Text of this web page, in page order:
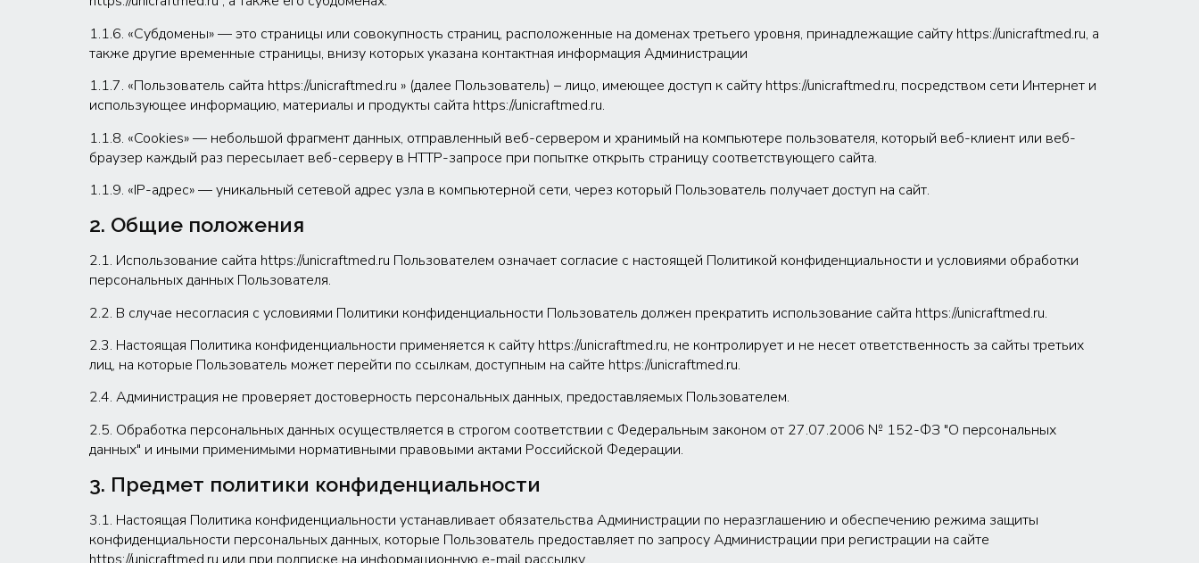
1.1.6. «Субдомены» — это страницы или совокупность страниц, расположенные на доменах третьего уровня, принадлежащие сайту https://unicraftmed.ru, а
также другие временные страницы, внизу которых указана контактная информация Администрации
1.1.7. «Пользователь сайта https://unicraftmed.ru » (далее Пользователь) – лицо, имеющее доступ к сайту https://unicraftmed.ru, посредством сети Интернет и
использующее информацию, материалы и продукты сайта https://unicraftmed.ru.
1.1.8. «Cookies» — небольшой фрагмент данных, отправленный веб-сервером и хранимый на компьютере пользователя, который веб-клиент или веб-
браузер каждый раз пересылает веб-серверу в HTTP-запросе при попытке открыть страницу соответствующего сайта.
1.1.9. «IP-адрес» — уникальный сетевой адрес узла в компьютерной сети, через который Пользователь получает доступ на сайт.
2. Общие положения
2.1. Использование сайта https://unicraftmed.ru Пользователем означает согласие с настоящей Политикой конфиденциальности и условиями обработки
персональных данных Пользователя.
2.2. В случае несогласия с условиями Политики конфиденциальности Пользователь должен прекратить использование сайта https://unicraftmed.ru.
2.3. Настоящая Политика конфиденциальности применяется к сайту https://unicraftmed.ru, не контролирует и не несет ответственность за сайты третьих
лиц, на которые Пользователь может перейти по ссылкам, доступным на сайте https://unicraftmed.ru.
2.4. Администрация не проверяет достоверность персональных данных, предоставляемых Пользователем.
2.5. Обработка персональных данных осуществляется в строгом соответствии с Федеральным законом от 27.07.2006 № 152-ФЗ "О персональных
данных" и иными применимыми нормативными правовыми актами Российской Федерации.
3. Предмет политики конфиденци­альности
3.1. Настоящая Политика конфиденциальности устанавливает обязательства Администрации по неразглашению и обеспечению режима защиты
конфиденциальности персональных данных, которые Пользователь предоставляет по запросу Администрации при регистрации на сайте